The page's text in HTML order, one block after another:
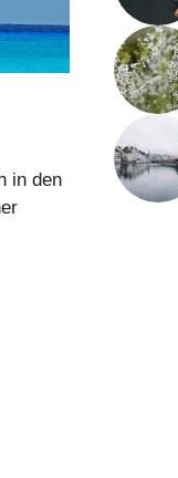
in den